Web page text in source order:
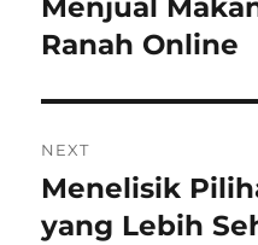
Menjual
Ranah Online
NEXT
Next
post:
Menelisik
yang Lebih